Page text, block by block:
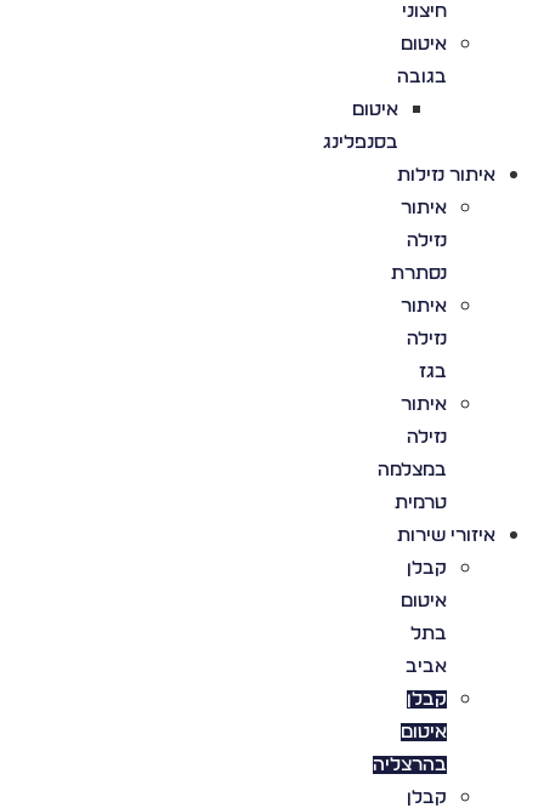
חיצוני
איטום
בגובה
איטום
בסנפלינג
איתור נזילות
איתור
נזילה
נסתרת
איתור
נזילה
בגז
איתור
נזילה
במצלמה
טרמית
איזורי שירות
קבלן
איטום
בתל
אביב
קבלן
איטום
בהרצליה
קבלן